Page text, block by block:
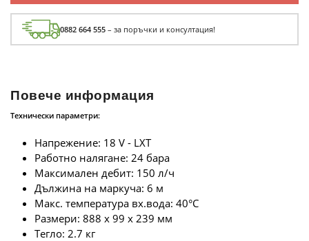
0882 664 555 – за поръчки и консултация!
Повече информация
Технически параметри:
Напрежение: 18 V - LXT
Работно налягане: 24 бара
Максимален дебит: 150 л/ч
Дължина на маркуча: 6 м
Макс. температура вх.вода: 40°C
Размери: 888 x 99 x 239 мм
Тегло: 2.7 кг